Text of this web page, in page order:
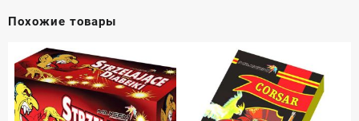
Похожие товары